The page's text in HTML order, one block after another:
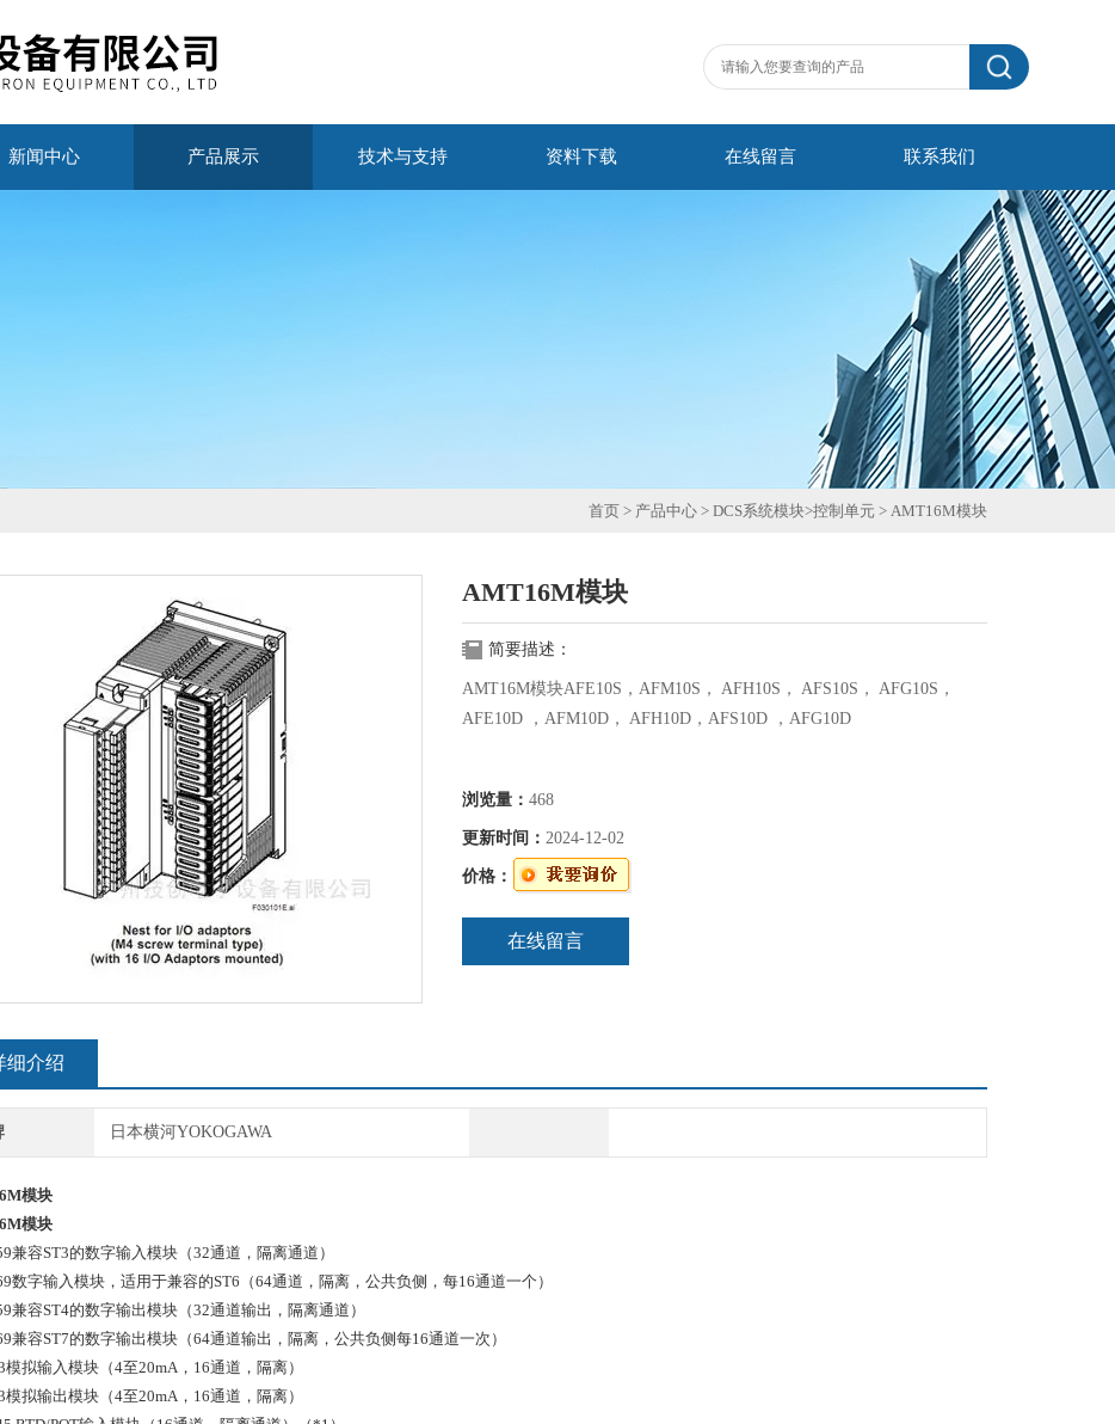
新闻中心 产品展示 技术与支持 资料下载 在线留言 联系我们
首页 > 产品中心 > DCS系统模块>控制单元 > AMT16M模块
AMT16M模块
简要描述：
AMT16M模块AFE10S，AFM10S， AFH10S， AFS10S， AFG10S，
AFE10D ，AFM10D， AFH10D，AFS10D ，AFG10D
浏览量： 468
更新时间： 2024-12-02
价格：
在线留言
细介绍
日本横河YOKOGAWA
模块
模块
兼容ST3的数字输入模块（32通道，隔离通道）
数字输入模块，适用于兼容的ST6（64通道，隔离，公共负侧，每16通道一个）
兼容ST4的数字输出模块（32通道输出，隔离通道）
兼容ST7的数字输出模块（64通道输出，隔离，公共负侧每16通道一次）
模拟输入模块（4至20mA，16通道，隔离）
模拟输出模块（4至20mA，16通道，隔离）